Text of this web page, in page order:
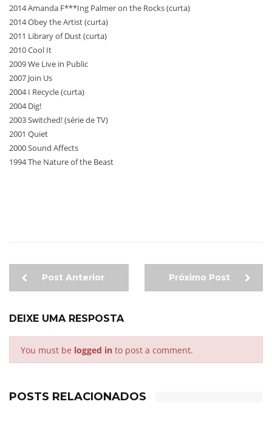
2014 Amanda F***Ing Palmer on the Rocks (curta)
2014 Obey the Artist (curta)
2011 Library of Dust (curta)
2010 Cool It
2009 We Live in Public
2007 Join Us
2004 I Recycle (curta)
2004 Dig!
2003 Switched! (série de TV)
2001 Quiet
2000 Sound Affects
1994 The Nature of the Beast
Post Anterior Próximo Post
DEIXE UMA RESPOSTA
You must be logged into post a comment.
POSTS RELACIONADOS